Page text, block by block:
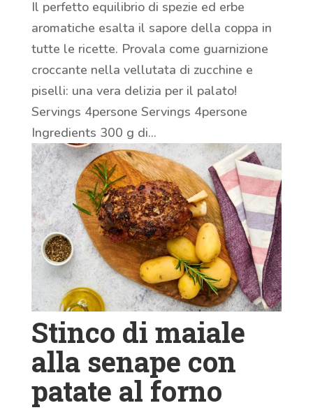
Il perfetto equilibrio di spezie ed erbe
aromatiche esalta il sapore della coppa in
tutte le ricette. Provala come guarnizione
croccante nella vellutata di zucchine e
piselli: una vera delizia per il palato!
Servings 4persone Servings 4persone
Ingredients 300 g di...
Stinco di maiale
alla senape con
patate al forno